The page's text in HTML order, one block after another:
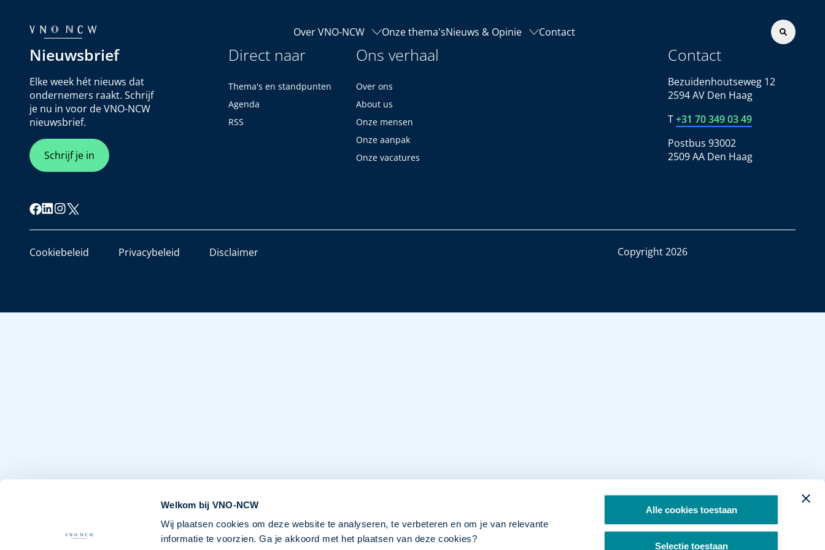
Welkom bij VNO-NCW
Wij plaatsen cookies om deze website te analyseren, te verbeteren en om je van relevante
informatie te voorzien. Ga je akkoord met het plaatsen van deze cookies?
Alle cookies toestaan
Selectie toestaan
Over VNO-NCW Onze thema'sNieuws & Opinie Contact
Nieuwsbrief
Elke week hét nieuws dat
ondernemers raakt. Schrijf
je nu in voor de VNO-NCW
nieuwsbrief.
Schrijf je in
Direct naar
Thema's en standpunten
Agenda
RSS
Ons verhaal
Over ons
About us
Onze mensen
Onze aanpak
Onze vacatures
Contact
Bezuidenhoutseweg 12
2594 AV Den Haag
T+31 70 349 03 49
Postbus 93002
2509 AA Den Haag
Cookiebeleid Privacybeleid Disclaimer Copyright 2026